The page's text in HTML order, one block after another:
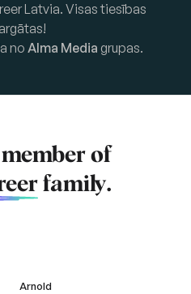
Latvia. Visas tiesības
no Alma Media grupas.
of
family.
Arnold